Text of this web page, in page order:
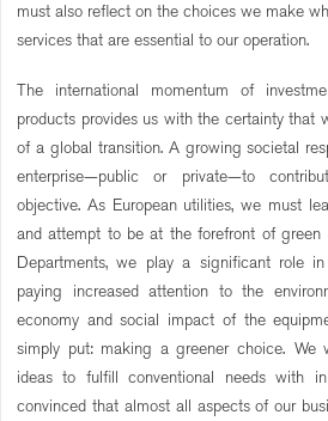
must also reflect on the choices we make
services that are essential to our operation.
The international momentum of
products provides us with the certainty that
of a global transition. A growing societal
enterprise—public or private—to
objective. As European utilities, we must
and attempt to be at the forefront of green
Departments, we play a significant role
paying increased attention to the
economy and social impact of the
simply put: making a greener choice. We
ideas to fulfill conventional needs with
convinced that almost all aspects of our